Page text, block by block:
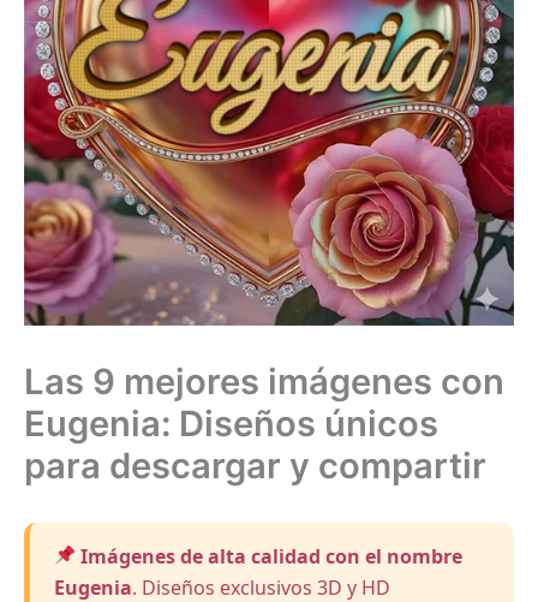
Las 9 mejores imágenes con
Eugenia: Diseños únicos
para descargar y compartir
Imágenes de alta calidad con el nombre
Eugenia. Diseños exclusivos 3D y HD